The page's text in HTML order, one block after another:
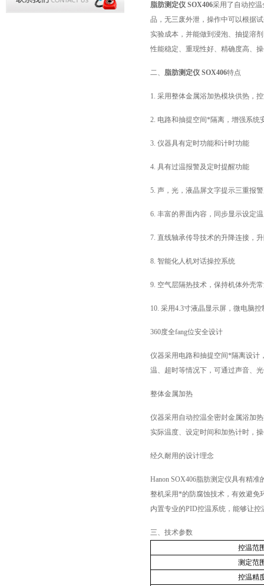
脂肪测定仪 SOX406采用了自动控
品，无三废外泄，操作中可以根据
实验成本，并能做到浸泡、抽提溶
性能稳定、重现性好、精确度高、
二、 脂肪测定仪 SOX406特点
1. 采用整体金属浴加热模块供热，
2. 电路和抽提空间*隔离，增强系统
3. 仪器具有定时功能和计时功能
4. 具有过温报警及定时提醒功能
5. 声，光，液晶屏文字提示三重报
6. 丰富的界面内容，同步显示设定
7. 直线轴承传导技术的升降连接，
8. 智能化人机对话操控系统
9. 空气层隔热技术，保持机体外壳
10. 采用4.3寸液晶显示屏，微电脑控
360度全fang位安全设计
仪器采用电路和抽提空间*隔离设计
温、超时等情况下，可通过声音、
整体金属加热
仪器采用自动控温全密封金属浴加
实际温度、设定时间和加热计时，
经久耐用的设计理念
Hanon SOX406脂肪测定仪具有精
整机采用*的防腐蚀技术，有效避免
内置专业的PID控温系统，能够让
三、技术参数
控温范
测定范
控温精